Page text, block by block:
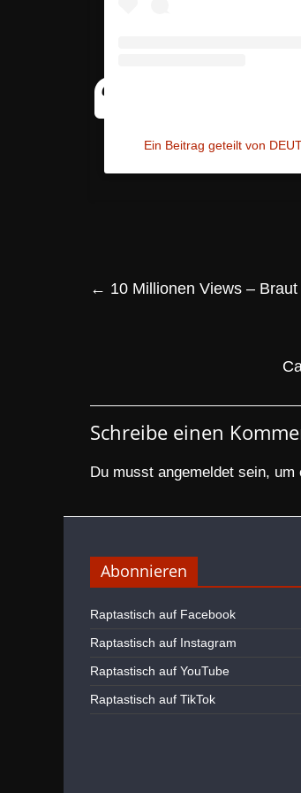
Ein Beitrag geteilt von
← 10 Millionen Views –
Schreibe einen
Du musst angemeldet sein, um
Abonnieren
Raptastisch auf Facebook
Raptastisch auf Instagram
Raptastisch auf YouTube
Raptastisch auf TikTok